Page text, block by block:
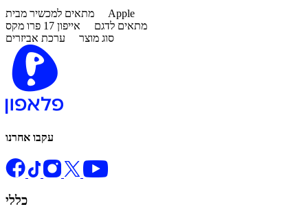
מתאים למכשיר מבית Apple
מתאים לדגם אייפון 17 פרו מקס
סוג מוצר ערכת אביזרים
עקבו אחרנו
כללי